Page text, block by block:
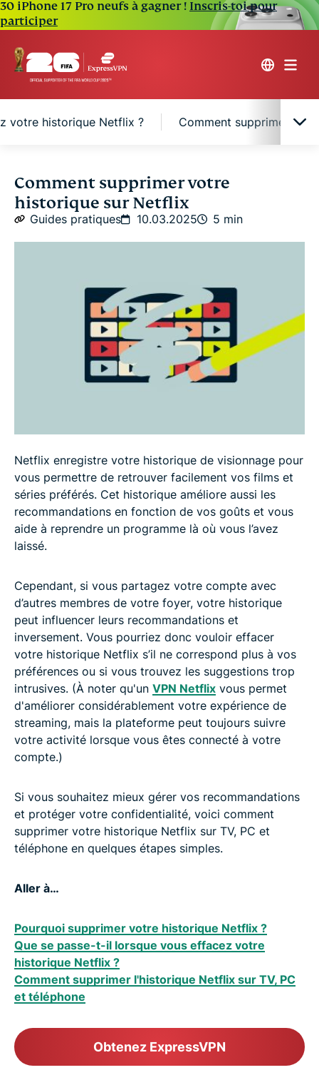
30 iPhone 17 Pro neufs à gagner ! Inscris-toi pour
participer
votre historique Netflix ? Comment supprimer
Pourquoi supprimer votre historique Netflix ?
Que se passe-t-il lorsque vous effacez votre
et téléphone
FAQ : Supprimer votre historique Netflix
Comment supprimer votre
historique sur Netflix
Guides pratiques 10.03.2025 5 min
Netflix enregistre votre historique de visionnage pour
vous permettre de retrouver facilement vos films et
séries préférés. Cet historique améliore aussi les
recommandations en fonction de vos goûts et vous
aide à reprendre un programme là où vous l’avez
laissé.
Cependant, si vous partagez votre compte avec
d’autres membres de votre foyer, votre historique
peut influencer leurs recommandations et
inversement. Vous pourriez donc vouloir effacer
votre historique Netflix s’il ne correspond plus à vos
préférences ou si vous trouvez les suggestions trop
intrusives. (À noter qu'un VPN Netflix vous permet
d'améliorer considérablement votre expérience de
streaming, mais la plateforme peut toujours suivre
votre activité lorsque vous êtes connecté à votre
compte.)
Si vous souhaitez mieux gérer vos recommandations
et protéger votre confidentialité, voici comment
supprimer votre historique Netflix sur TV, PC et
téléphone en quelques étapes simples.
Aller à…
Pourquoi supprimer votre historique Netflix ?
Que se passe-t-il lorsque vous effacez votre
historique Netflix ?
Comment supprimer l'historique Netflix sur TV, PC
et téléphone
Obtenez ExpressVPN